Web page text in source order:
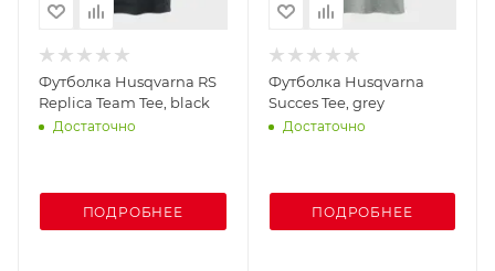
Футболка Husqvarna RS
Replica Team Tee, black
Достаточно
ПОДРОБНЕЕ
Футболка Husqvarna
Succes Tee, grey
Достаточно
ПОДРОБНЕЕ